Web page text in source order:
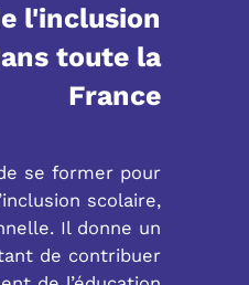
l'inclusion
toute la
France
se former pour
scolaire,
Il donne un
de contribuer